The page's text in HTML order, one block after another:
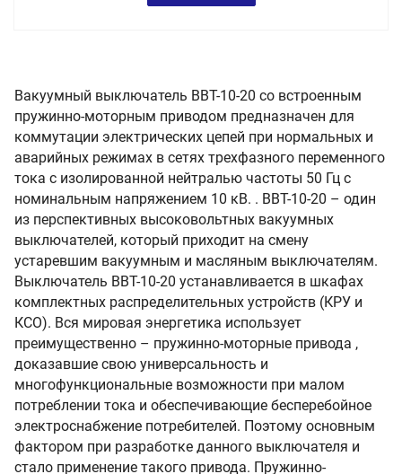
Вакуумный выключатель ВВТ-10-20 со встроенным
пружинно-моторным приводом предназначен для
коммутации электрических цепей при нормальных и
аварийных режимах в сетях трехфазного переменного
тока с изолированной нейтралью частоты 50 Гц с
номинальным напряжением 10 кВ. . ВВТ-10-20 – один
из перспективных высоковольтных вакуумных
выключателей, который приходит на смену
устаревшим вакуумным и масляным выключателям.
Выключатель ВВТ-10-20 устанавливается в шкафах
комплектных распределительных устройств (КРУ и
КСО). Вся мировая энергетика использует
преимущественно – пружинно-моторные привода ,
доказавшие свою универсальность и
многофункциональные возможности при малом
потреблении тока и обеспечивающие бесперебойное
электроснабжение потребителей. Поэтому основным
фактором при разработке данного выключателя и
стало применение такого привода. Пружинно-